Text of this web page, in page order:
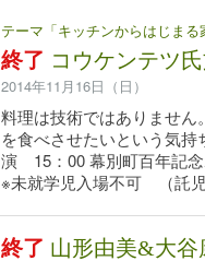
テーマ「キッチンからはじまる
終了 コウケンテツ
2014年11月16日（日）
料理は技術ではありませ
を食べさせたいという気
演 15：00 幕別町百年記
※未就学児入場不可 （託
終了 山形由美&大谷